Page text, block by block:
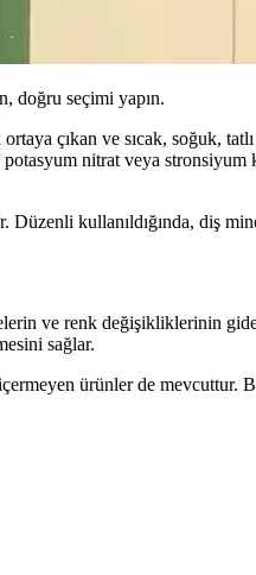
doğru seçimi yapın.
çıkan ve sıcak, soğuk,
nitrat veya
kullanıldığında, diş
ve renk değişikliklerinin
sağlar.
ürünler de mevcuttur.